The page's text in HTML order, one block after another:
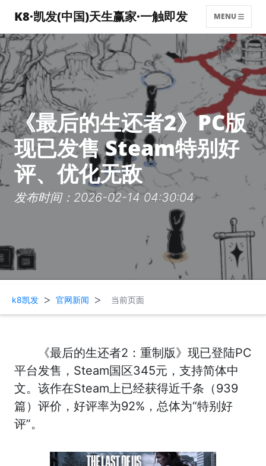
K8·凯发(中国)天生赢家·一触即发 MENU
《最后的生还者2》PC版
现已发售 Steam特别好
评、优化无敌
发布时间：2026-02-14 04:30:04
k8凯发 > 官网新闻 > 当前页面
《最后的生还者2：重制版》现已登陆PC
平台发售，Steam国区345元，支持简体中
文。该作在Steam上已经获得近千条（939
篇）评价，好评率为92%，总体为“特别好
评”。